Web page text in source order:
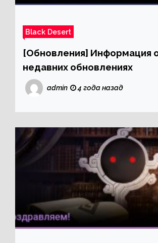
Black Desert
[Обновления] Информация
недавних обновлениях
admin 4 года назад